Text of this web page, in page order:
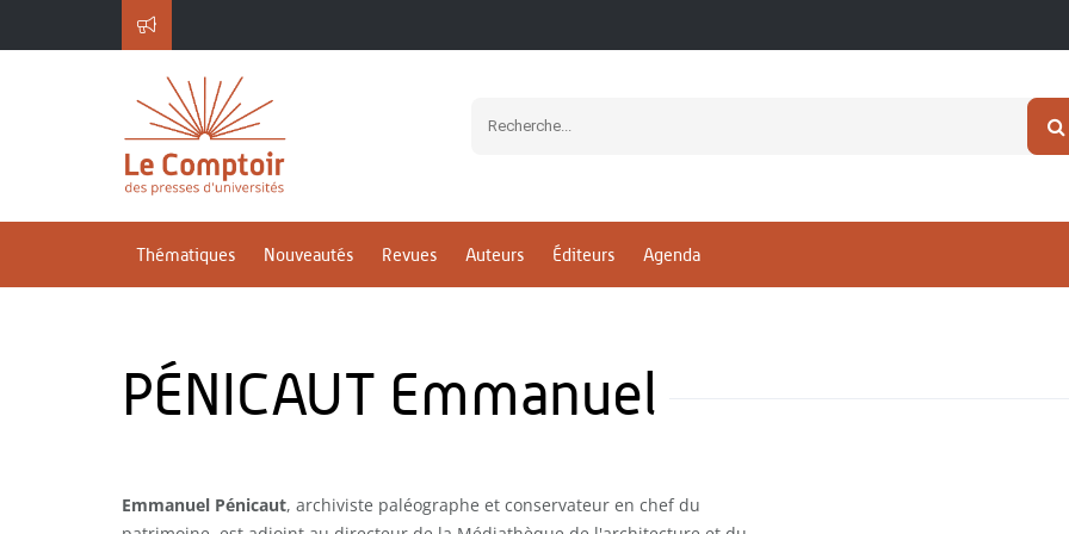
Thématiques Nouveautés Revues Auteurs Éditeurs Agenda
PÉNICAUT Emmanuel
Emmanuel Pénicaut, archiviste paléographe et conservateur en chef du